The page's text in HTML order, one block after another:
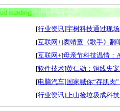
[行业资讯]宇树科技通过现
[互联网+]窦靖童《歌手》翻
[互联网+]母亲节科技温情：
[软件技术]黄仁勋：铜线失
[电脑汽车]国家喊你“存肌肉
[行业资讯]上山捡垃圾成科